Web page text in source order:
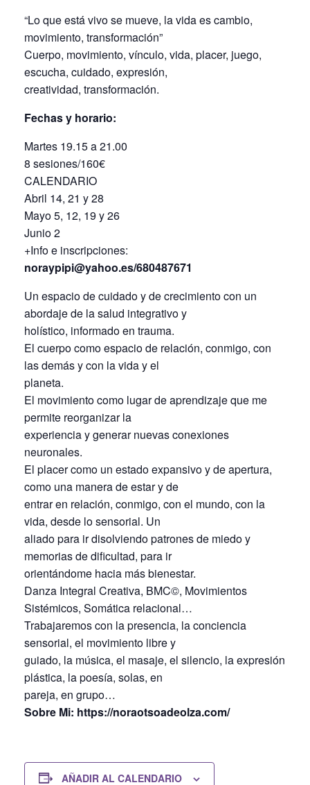
“Lo que está vivo se mueve, la vida es cambio,
movimiento, transformación”
Cuerpo, movimiento, vínculo, vida, placer, juego,
escucha, cuidado, expresión,
creatividad, transformación.
Fechas y horario:
Martes 19.15 a 21.00
8 sesiones/160€
CALENDARIO
Abril 14, 21 y 28
Mayo 5, 12, 19 y 26
Junio 2
+Info e inscripciones:
noraypipi@yahoo.es/680487671
Un espacio de cuidado y de crecimiento con un
abordaje de la salud integrativo y
holístico, informado en trauma.
El cuerpo como espacio de relación, conmigo, con
las demás y con la vida y el
planeta.
El movimiento como lugar de aprendizaje que me
permite reorganizar la
experiencia y generar nuevas conexiones
neuronales.
El placer como un estado expansivo y de apertura,
como una manera de estar y de
entrar en relación, conmigo, con el mundo, con la
vida, desde lo sensorial. Un
aliado para ir disolviendo patrones de miedo y
memorias de dificultad, para ir
orientándome hacia más bienestar.
Danza Integral Creativa, BMC©, Movimientos
Sistémicos, Somática relacional…
Trabajaremos con la presencia, la conciencia
sensorial, el movimiento libre y
guiado, la música, el masaje, el silencio, la expresión
plástica, la poesía, solas, en
pareja, en grupo…
Sobre Mi: https://noraotsoadeolza.com/
AÑADIR AL CALENDARIO